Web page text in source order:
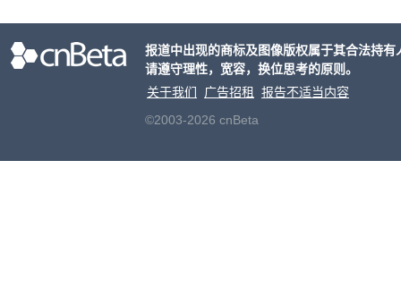
报道中出现的商标及图像版权属于其合法持
请遵守理性，宽容，换位思考的原则。
关于我们
广告招租
报告不适当内容
©2003-2026 cnBeta